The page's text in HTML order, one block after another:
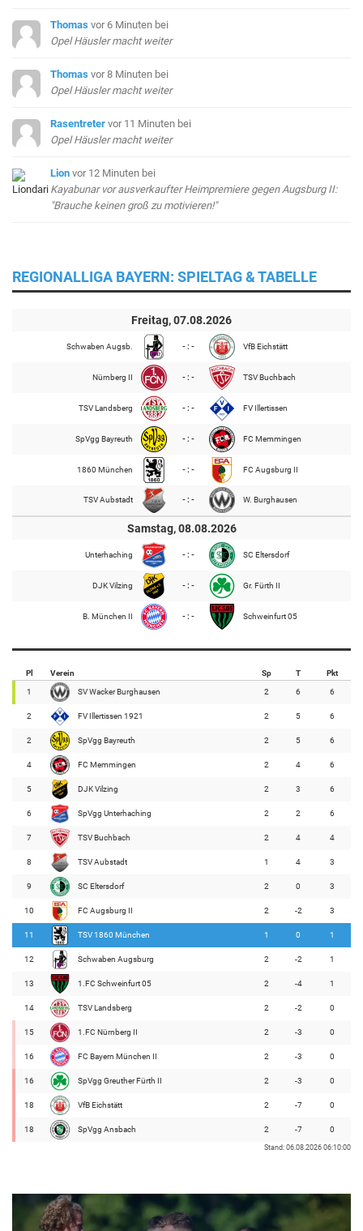
Thomas vor 6 Minuten bei
Opel Häusler macht weiter
Thomas vor 8 Minuten bei
Opel Häusler macht weiter
Rasentreter vor 11 Minuten bei
Opel Häusler macht weiter
Lion vor 12 Minuten bei
Kayabunar vor ausverkaufter Heimpremiere gegen Augsburg II:
"Brauche keinen groß zu motivieren!"
REGIONALLIGA BAYERN: SPIELTAG & TABELLE
Freitag, 07.08.2026
Schwaben Augsb. - : - VfB Eichstätt
Nürnberg II - : - TSV Buchbach
TSV Landsberg - : - FV Illertissen
SpVgg Bayreuth - : - FC Memmingen
1860 München - : - FC Augsburg II
TSV Aubstadt - : - W. Burghausen
Samstag, 08.08.2026
Unterhaching - : - SC Eltersdorf
DJK Vilzing - : - Gr. Fürth II
B. München II - : - Schweinfurt 05
Pl Verein Sp T Pkt
1 SV Wacker Burghausen 2 6 6
2 FV Illertissen 1921 2 5 6
2 SpVgg Bayreuth 2 5 6
4 FC Memmingen 2 4 6
5 DJK Vilzing 2 3 6
6 SpVgg Unterhaching 2 2 6
7 TSV Buchbach 2 4 4
8 TSV Aubstadt 1 4 3
9 SC Eltersdorf 2 0 3
10 FC Augsburg II 2 -2 3
11 TSV 1860 München 1 0 1
12 Schwaben Augsburg 2 -2 1
13 1.FC Schweinfurt 05 2 -4 1
14 TSV Landsberg 2 -2 0
15 1.FC Nürnberg II 2 -3 0
16 FC Bayern München II 2 -3 0
16 SpVgg Greuther Fürth II 2 -3 0
18 VfB Eichstätt 2 -7 0
18 SpVgg Ansbach 2 -7 0
Stand: 06.08.2026 06:10:00